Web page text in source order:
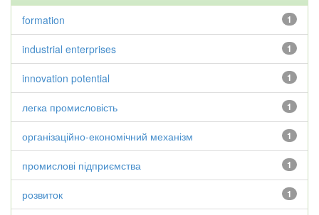
1
formation
1
industrial enterprises
1
innovation potential
1
легка промисловість
1
організаційно-економічний механізм
1
промислові підприємства
1
розвиток